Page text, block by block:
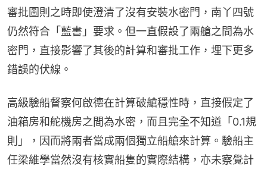
審批圖則之時即使澄清了沒有安裝水密門，南丫四號
仍然符合「藍書」要求。但一直假設了兩艙之間為水
密門，直接影響了其後的計算和審批工作，埋下更多
錯誤的伏線。
高級驗船督察何啟德在計算破艙穩性時，直接假定了
油箱房和舵機房之間為水密，而且完全不知道「0.1規
則」，因而將兩者當成兩個獨立船艙來計算。驗船主
任梁維學當然沒有核實船隻的實際結構，亦未察覺計